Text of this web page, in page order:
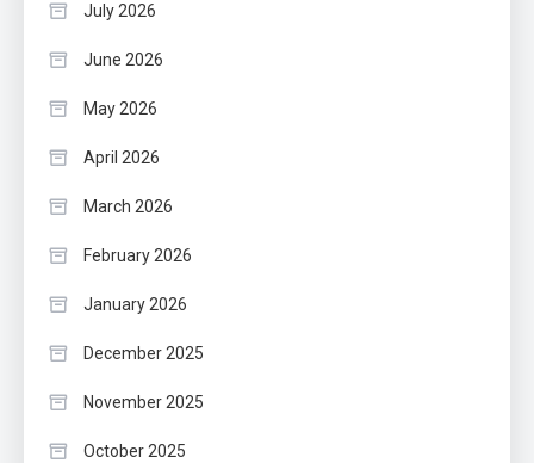
July 2026
June 2026
May 2026
April 2026
March 2026
February 2026
January 2026
December 2025
November 2025
October 2025